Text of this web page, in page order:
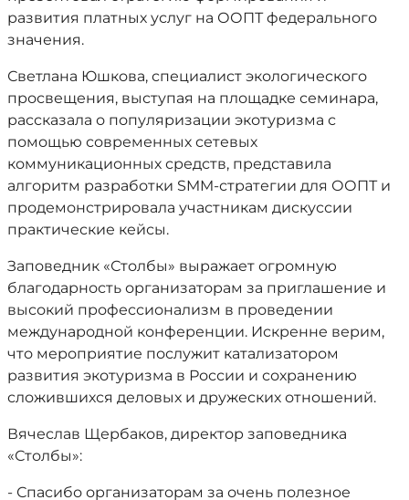
развития платных услуг на ООПТ федерального
значения.
Светлана Юшкова, специалист экологического
просвещения, выступая на площадке семинара,
рассказала о популяризации экотуризма с
помощью современных сетевых
коммуникационных средств, представила
алгоритм разработки SMM-стратегии для ООПТ и
продемонстрировала участникам дискуссии
практические кейсы.
Заповедник «Столбы» выражает огромную
благодарность организаторам за приглашение и
высокий профессионализм в проведении
международной конференции. Искренне верим,
что мероприятие послужит катализатором
развития экотуризма в России и сохранению
сложившихся деловых и дружеских отношений.
Вячеслав Щербаков, директор заповедника
«Столбы»:
- Спасибо организаторам за очень полезное